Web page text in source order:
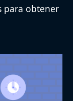
para obtener